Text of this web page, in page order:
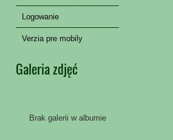
Logowanie
Verzia pre mobily
Galeria zdjęć
Brak galerii w albumie